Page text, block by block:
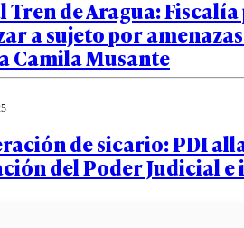
Tren de Aragua:
a sujeto por
Camila Musante
de sicario: PDI
del Poder Judicial e